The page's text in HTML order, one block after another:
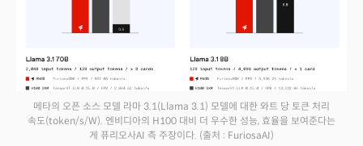
메타의 오픈 소스 모델 라마 3.1(Llama 3.1) 모델에 대한 와트 당 토큰 처리
속도(token/s/W). 엔비디아의 H100 대비 더 우수한 성능, 효율을 보여준다는
게 퓨리오사AI 측 주장이다. (출처 : FuriosaAI)